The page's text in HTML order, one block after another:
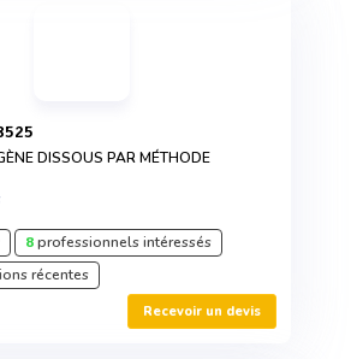
DISSOUS PAR MÉTHODE
8professionnels intéressés
récentes
Recevoir un devis